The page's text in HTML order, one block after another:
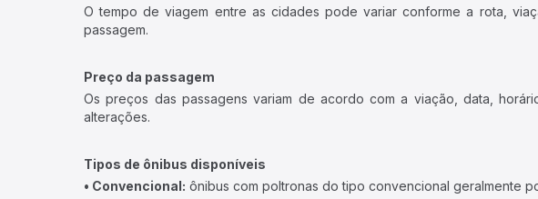
O tempo de viagem entre as cidades pode variar conforme a rota,
passagem.
Preço da passagem
Os preços das passagens variam de acordo com a viação, data,
alterações.
Tipos de ônibus disponíveis
• Convencional: ônibus com poltronas do tipo convencional geralmente